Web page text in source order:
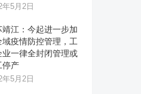
年5月2日
靖江：今起进一步加
域疫情防控管理，工
业一律全封闭管理或
停产
年5月2日